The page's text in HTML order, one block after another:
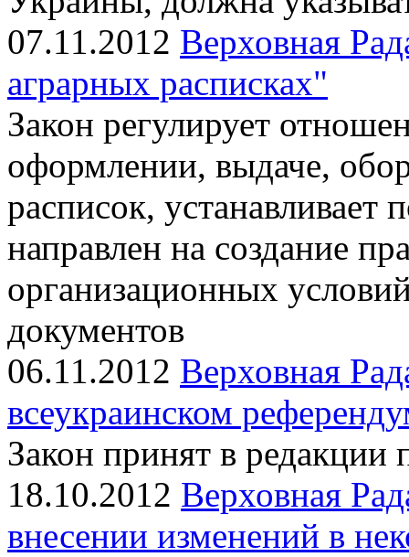
07.11.2012 Верховная
аграрных расписках"
Закон регулирует
оформлении, выдаче,
расписок, устанавливает
направлен на создание
организационных
документов
06.11.2012 Верховная
всеукраинском
Закон принят в редакции
18.10.2012 Верховная
внесении изменений в